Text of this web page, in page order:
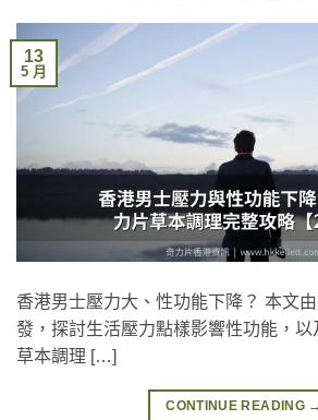
13
5 月
香港男士壓力大、性功能下降？ 本文
發，探討生活壓力點樣影響性功能，
草本調理 […]
CONTINUE READING →